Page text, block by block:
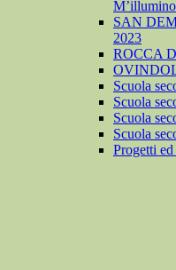
SAN
2023
ROCCA
Scuola
Scuola
Scuola
Scuola
Progetti